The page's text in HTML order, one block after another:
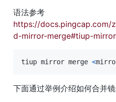
语法参考
https://
d-mirror-merge#tiup-
tiup mirror merge <
下面通过举例介绍如何合并